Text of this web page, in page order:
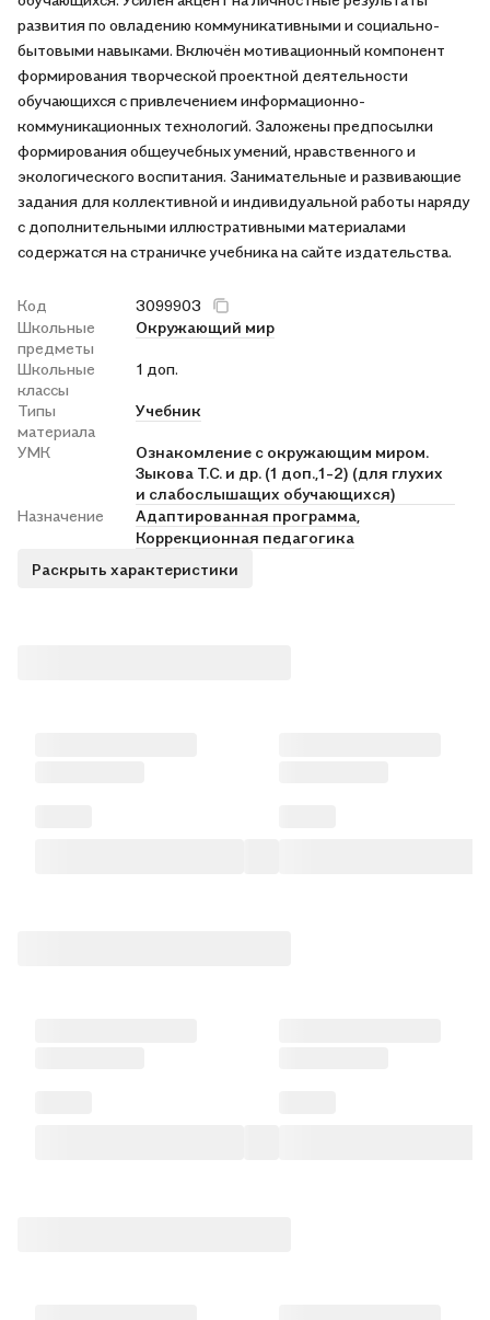
развития по овладению коммуникативными и социально-
бытовыми навыками. Включён мотивационный компонент
формирования творческой проектной деятельности
обучающихся с привлечением информационно-
коммуникационных технологий. Заложены предпосылки
формирования общеучебных умений, нравственного и
экологического воспитания. Занимательные и развивающие
задания для коллективной и индивидуальной работы наряду
с дополнительными иллюстративными материалами
содержатся на страничке учебника на сайте издательства.
Код
3099903
Школьные
предметы
Окружающий мир
Школьные
классы
1 доп.
Типы
материала
Учебник
УМК
Ознакомление с окружающим миром.
Зыкова Т.С. и др. (1 доп.,1-2) (для глухих
и слабослышащих обучающихся)
Назначение
Адаптированная программа,
Коррекционная педагогика
Раскрыть характеристики